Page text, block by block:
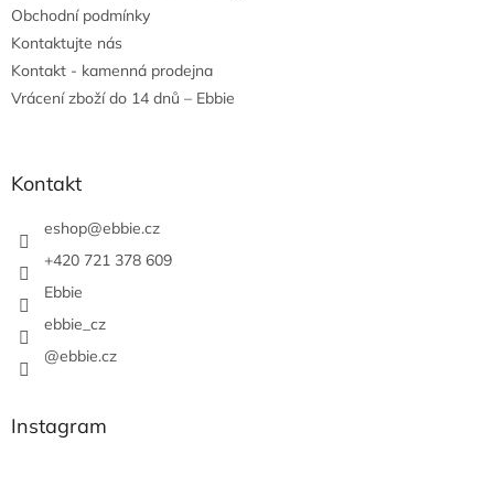
Obchodní podmínky
Kontaktujte nás
Kontakt - kamenná prodejna
Vrácení zboží do 14 dnů – Ebbie
Kontakt
eshop@ebbie.cz
+420 721 378 609
Ebbie
ebbie_cz
@ebbie.cz
Instagram